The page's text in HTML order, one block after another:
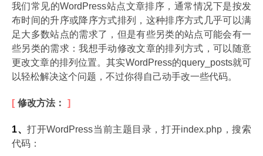
我们常见的WordPress站点文章排序，通常情况下是按发
布时间的升序或降序方式排列，这种排序方式几乎可以满
足大多数站点的需求了，但是有些另类的站点可能会有一
些另类的需求：我想手动修改文章的排列方式，可以随意
更改文章的排列位置。其实WordPress的query_posts就可
以轻松解决这个问题，不过你得自己动手改一些代码。
修改方法：
1、打开WordPress当前主题目录，打开index.php，搜索
代码：